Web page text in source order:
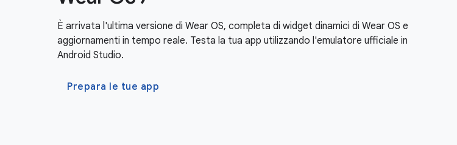
È arrivata l'ultima versione di Wear OS, completa di widget dinamici di Wear OS e
aggiornamenti in tempo reale. Testa la tua app utilizzando l'emulatore ufficiale in
Android Studio.
Prepara le tue app